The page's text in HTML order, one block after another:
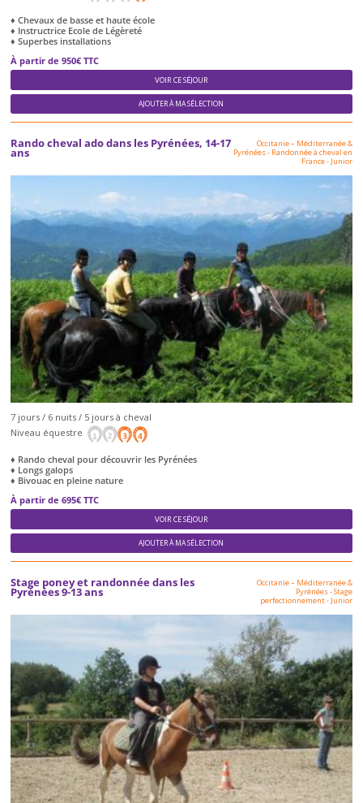
♦ Chevaux de basse et haute école
♦ Instructrice Ecole de Légèreté
♦ Superbes installations
À partir de 950€ TTC
VOIR CE SÉJOUR
AJOUTER À MA SÉLECTION
Rando cheval ado dans les Pyrénées, 14-17
ans
Occitanie – Méditerranée &
Pyrénées- Randonnée à cheval en
France- Junior
7 jours / 6 nuits / 5 jours à cheval
Niveau équestre
♦ Rando cheval pour découvrir les Pyrénées
♦ Longs galops
♦ Bivouac en pleine nature
À partir de 695€ TTC
VOIR CE SÉJOUR
AJOUTER À MA SÉLECTION
Stage poney et randonnée dans les
Pyrénées 9-13 ans
Occitanie – Méditerranée &
Pyrénées-Stage
perfectionnement- Junior